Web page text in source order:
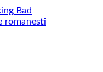
Bad
romanesti